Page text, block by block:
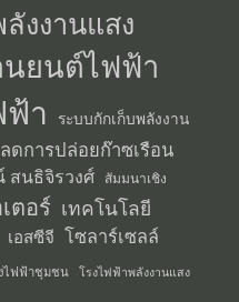
งงานแสง
นยนต์ไฟฟ้า
ฟ้า ระบบกักเก็บพลังงาน
ลดการปล่อยก๊าซเรือน
สนธิจิรวงศ์ สัมมนาเชิง
ตอร์ เทคโนโลยี
เอสซีจี โซลาร์เซลล์
ไฟฟ้าชุมชน
โรงไฟฟ้าพลังงานแสง